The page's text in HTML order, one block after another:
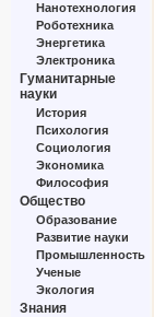
Нанотехнология
Роботехника
Энергетика
Электроника
Гуманитарные
науки
История
Психология
Социология
Экономика
Философия
Общество
Образование
Развитие науки
Промышленность
Ученые
Экология
Знания